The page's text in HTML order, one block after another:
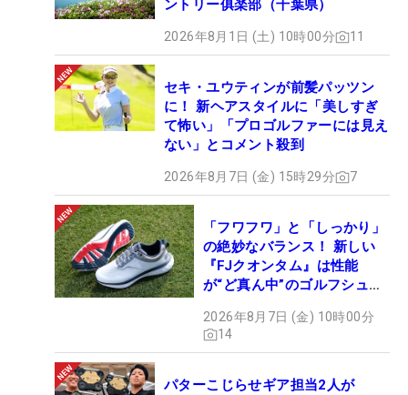
ントリー俱楽部（千葉県）
2026年8月1日 (土) 10時00分 11
セキ・ユウティンが前髪パッツン
に！ 新ヘアスタイルに「美しすぎ
て怖い」「プロゴルファーには見え
ない」とコメント殺到
2026年8月7日 (金) 15時29分 7
「フワフワ」と「しっかり」
の絶妙なバランス！ 新しい
『FJクオンタム』は性能
が“ど真ん中”のゴルフシュー
2026年8月7日 (金) 10時00分
14
パターこじらせギア担当2人が